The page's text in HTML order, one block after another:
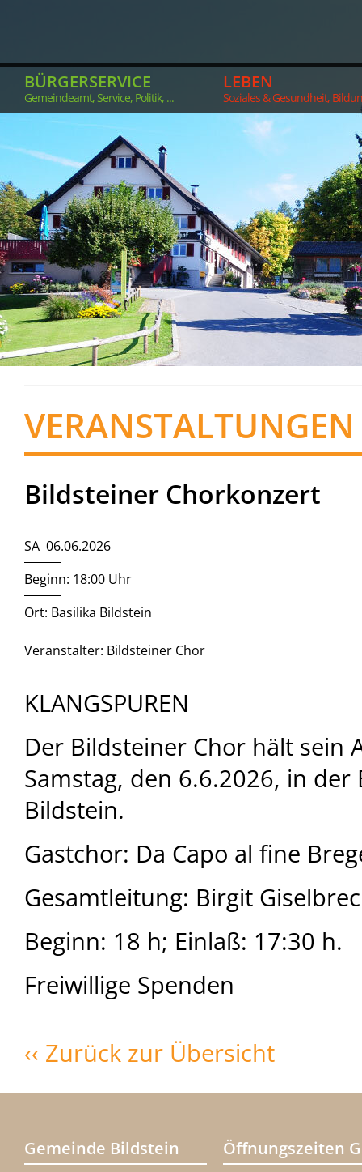
BÜRGERSERVICE
Gemeindeamt, Service, Politik, ...
LEBEN
Soziales & Gesundheit,
VERANSTALTUNGEN
Bildsteiner Chorkonzert
SA 06.06.2026
Beginn: 18:00 Uhr
Ort: Basilika Bildstein
Veranstalter: Bildsteiner Chor
KLANGSPUREN
Der Bildsteiner Chor hält sein
Samstag, den 6.6.2026, in der
Bildstein.
Gastchor: Da Capo al fine
Gesamtleitung: Birgit
Beginn: 18 h; Einlaß: 17:30 h.
Freiwillige Spenden
‹‹ Zurück zur Übersicht
Gemeinde Bildstein Öffnungszeiten